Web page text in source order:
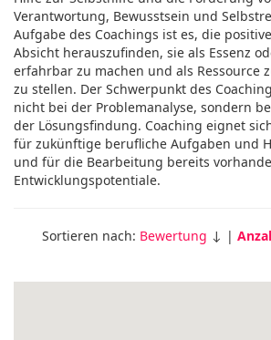
Verantwortung, Bewusstsein und
Aufgabe des Coachings ist es, die positive
Absicht herauszufinden, sie als Essenz
erfahrbar zu machen und als Ressource
zu stellen. Der Schwerpunkt des
nicht bei der Problemanalyse, sondern
der Lösungsfindung. Coaching eignet
für zukünftige berufliche Aufgaben und
und für die Bearbeitung bereits
Entwicklungspotentiale.
Sortieren nach: Bewertung ↓ |